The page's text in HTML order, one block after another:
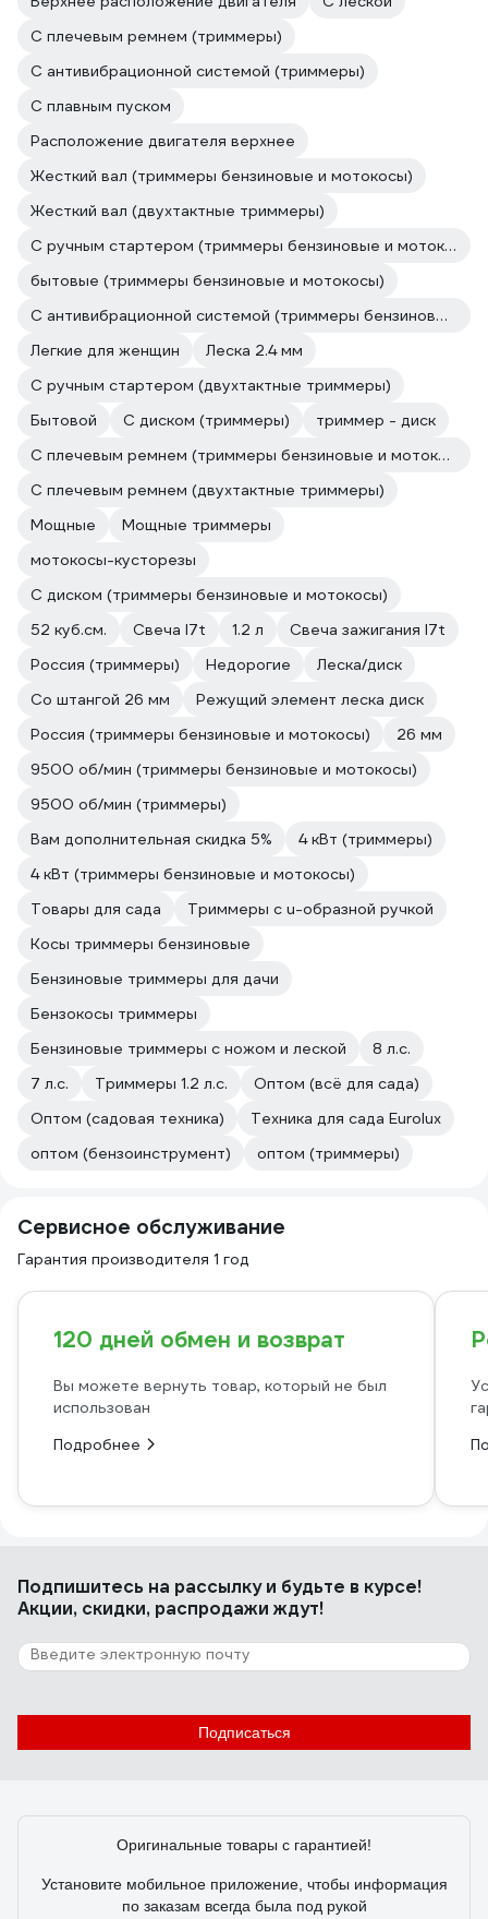
С плечевым ремнем (триммеры)
С антивибрационной системой (триммеры)
С плавным пуском
Расположение двигателя верхнее
Жесткий вал (триммеры бензиновые и мотокосы)
Жесткий вал (двухтактные триммеры)
С ручным стартером (триммеры бензиновые и мотокосы)
бытовые (триммеры бензиновые и мотокосы)
С антивибрационной системой (триммеры бензиновые и мотокосы)
Легкие для женщин
Леска 2.4 мм
С ручным стартером (двухтактные триммеры)
Бытовой
С диском (триммеры)
триммер - диск
С плечевым ремнем (триммеры бензиновые и мотокосы)
С плечевым ремнем (двухтактные триммеры)
Мощные
Мощные триммеры
мотокосы-кусторезы
С диском (триммеры бензиновые и мотокосы)
52 куб.см.
Свеча l7t 1.2 л
Свеча зажигания l7t
Россия (триммеры)
Недорогие
Леска/диск
Со штангой 26 мм
Режущий элемент леска диск
Россия (триммеры бензиновые и мотокосы)
26 мм
9500 об/мин (триммеры бензиновые и мотокосы)
9500 об/мин (триммеры)
Вам дополнительная скидка 5%
4 кВт (триммеры)
4 кВт (триммеры бензиновые и мотокосы)
Товары для сада
Триммеры с u-образной ручкой
Косы триммеры бензиновые
Бензиновые триммеры для дачи
Бензокосы триммеры
Бензиновые триммеры с ножом и леской
8 л.с.
7 л.с.
Триммеры 1.2 л.с.
Оптом (всё для сада)
Оптом (садовая техника)
Техника для сада Eurolux
оптом (бензоинструмент)
оптом (триммеры)
Сервисное обслуживание
Гарантия производителя 1 год
120 дней обмен и возврат
Вы можете вернуть товар, который не был
использован
Подробнее
Подпишитесь на рассылкуи будьте в курсе!
Акции, скидки, распродажи ждут!
Подписаться
Оригинальные товары с гарантией!
Установите мобильное приложение, чтобы информация
по заказам всегда была под рукой